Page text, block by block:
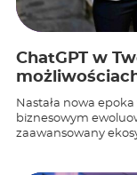
ChatGPT w
Nastała nowa
biznesowym
zaawansowany